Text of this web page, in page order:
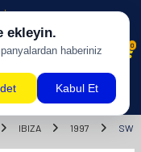
!
0
IBIZA 1997 SW